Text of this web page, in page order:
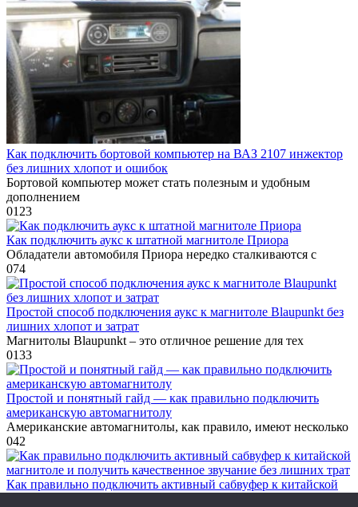
Как подключить бортовой компьютер на ВАЗ 2107 инжектор
без лишних хлопот и ошибок
Бортовой компьютер может стать полезным и удобным
дополнением
0123
Как подключить аукс к штатной магнитоле Приора
Обладатели автомобиля Приора нередко сталкиваются с
074
Простой способ подключения аукс к магнитоле Blaupunkt без
лишних хлопот и затрат
Магнитолы Blaupunkt – это отличное решение для тех
0133
Простой и понятный гайд — как правильно подключить
американскую автомагнитолу
Американские автомагнитолы, как правило, имеют несколько
042
Как правильно подключить активный сабвуфер к китайской